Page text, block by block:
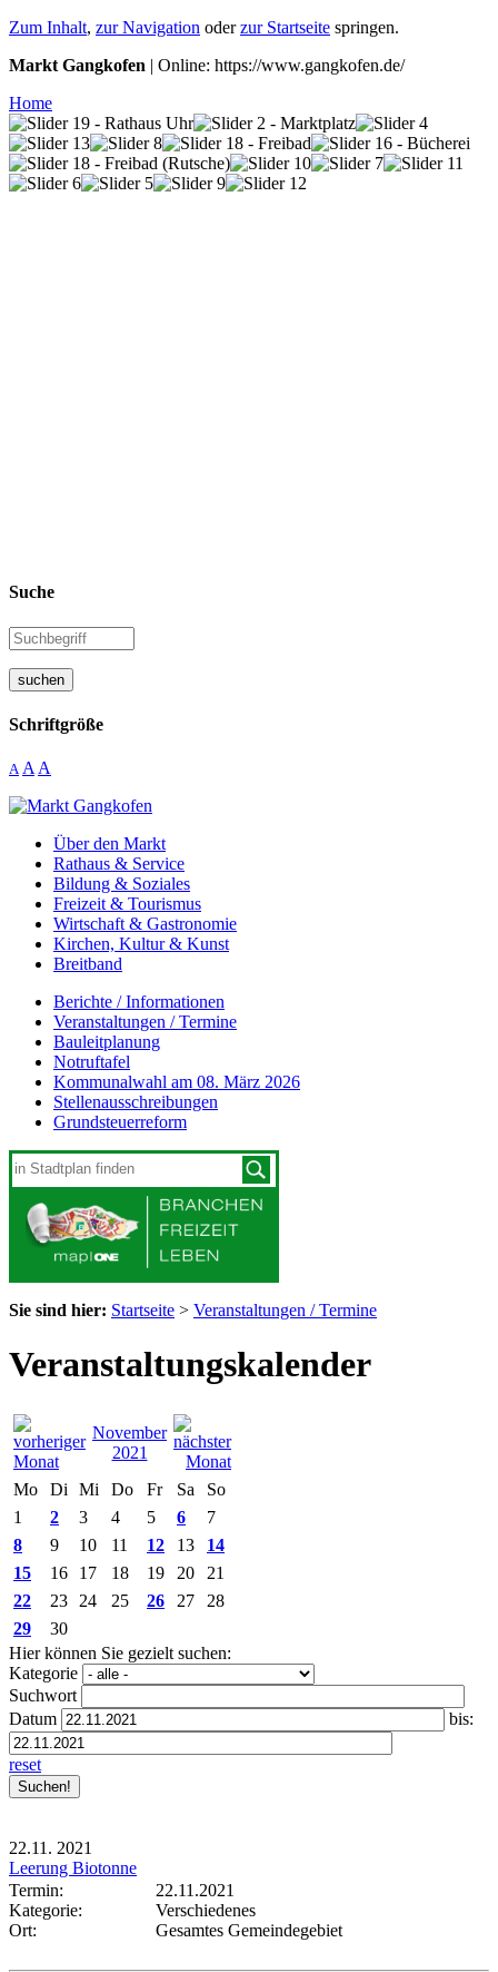
Zum Inhalt, zur Navigation oderzur Startseite springen.
Markt Gangkofen | Online: https://www.gangkofen.de/
Home
Suche
suchen
Schriftgröße
A A A
Über den Markt
Rathaus & Service
Bildung & Soziales
Freizeit & Tourismus
Wirtschaft & Gastronomie
Kirchen, Kultur & Kunst
Breitband
Berichte / Informationen
Veranstaltungen / Termine
Bauleitplanung
Notruftafel
Kommunalwahl am 08. März 2026
Stellenausschreibungen
Grundsteuerreform
Sie sind hier: Startseite > Veranstaltungen / Termine
Veranstaltungskalender
November
2021
Mo
Di Mi Do Fr Sa
So
1
2 3 4 5 6
7
8
9 10 11 12 13
14
15
16 17 18 19 20
21
22
23 24 25 26 27
28
29
30
Hier können Sie gezielt suchen:
Kategorie
Suchwort
Datum
bis:
reset
22.11. 2021
Leerung Biotonne
Termin:
22.11.2021
Kategorie:
Verschiedenes
Ort:
Gesamtes Gemeindegebiet